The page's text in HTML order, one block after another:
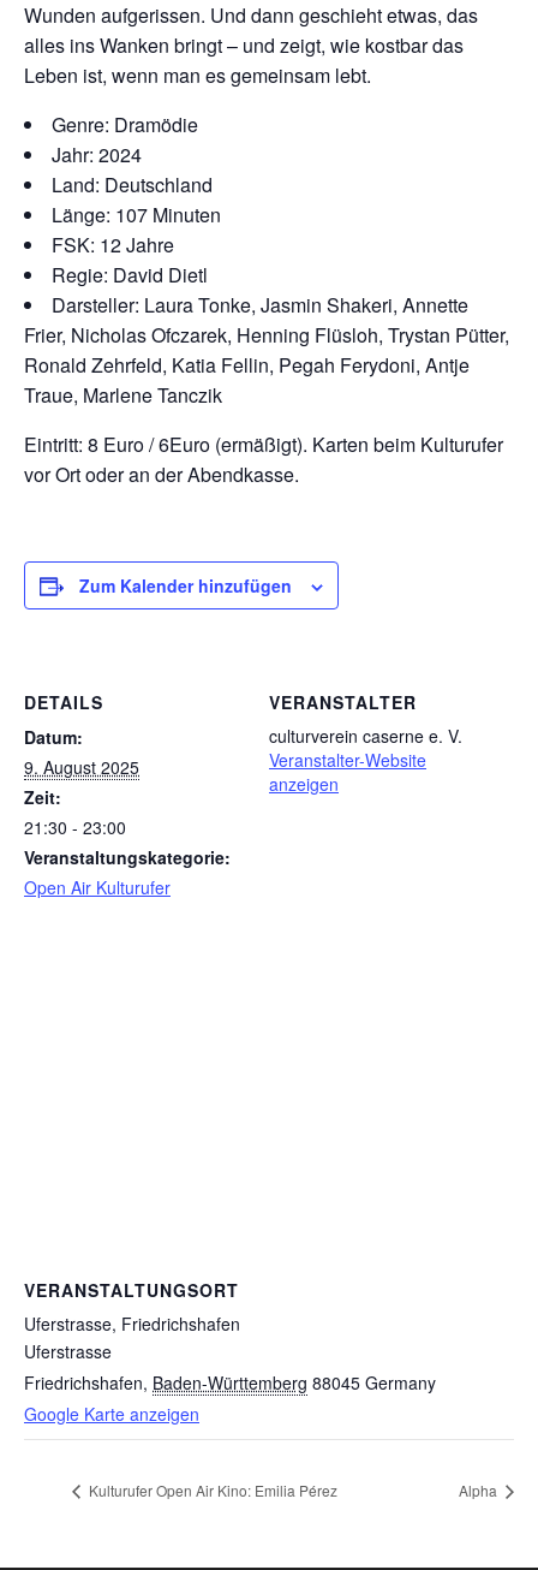
Wunden aufgerissen. Und dann geschieht etwas, das
alles ins Wanken bringt – und zeigt, wie kostbar das
Leben ist, wenn man es gemeinsam lebt.
Genre: Dramödie
Jahr: 2024
Land: Deutschland
Länge: 107 Minuten
FSK: 12 Jahre
Regie: David Dietl
Darsteller: Laura Tonke, Jasmin Shakeri, Annette
Frier, Nicholas Ofczarek, Henning Flüsloh, Trystan Pütter,
Ronald Zehrfeld, Katia Fellin, Pegah Ferydoni, Antje
Traue, Marlene Tanczik
Eintritt: 8 Euro / 6Euro (ermäßigt). Karten beim Kulturufer
vor Ort oder an der Abendkasse.
Zum Kalender hinzufügen
DETAILS
Datum:
9. August 2025
Zeit:
21:30 - 23:00
Veranstaltungskategorie:
Open Air Kulturufer
VERANSTALTER
culturverein caserne e. V.
Veranstalter-Website
anzeigen
VERANSTALTUNGSORT
Uferstrasse, Friedrichshafen
Uferstrasse
Friedrichshafen, Baden-Württemberg 88045 Germany
Google Karte anzeigen
Kulturufer Open Air Kino: Emilia Pérez Alpha